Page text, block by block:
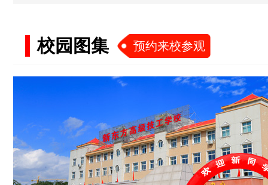
校园图集 预约来校参观